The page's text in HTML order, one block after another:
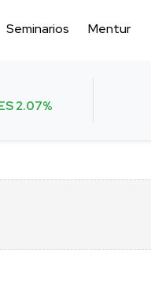
Seminarios Mentur
2.07%